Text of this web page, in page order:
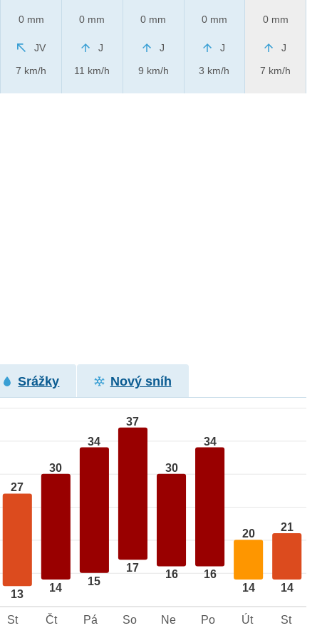
0 mm
JV
7 km/h
0 mm
J
11 km/h
0 mm
J
9 km/h
0 mm
J
3 km/h
0 mm
J
7 km/h
Srážky Nový sníh
27
13
30
14
34
15
37
17
30
16
34
16
20
14
21
14
St Čt Pá So Ne Po Út St